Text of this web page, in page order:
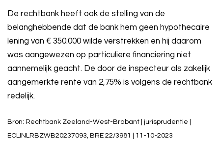
De rechtbank heeft ook de stelling van de
belanghebbende dat de bank hem geen hypothecaire
lening van € 350.000 wilde verstrekken en hij daarom
was aangewezen op particuliere financiering niet
aannemelijk geacht. De door de inspecteur als zakelijk
aangemerkte rente van 2,75% is volgens de rechtbank
redelijk.
Bron: Rechtbank Zeeland-West-Brabant | jurisprudentie |
ECLINLRBZWB20237093, BRE 22/3981 | 11-10-2023